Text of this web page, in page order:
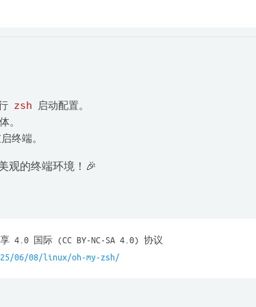
zsh 启动配置。
。
终端。
观的终端环境！🎉
4.0 国际 (CC BY-NC-SA 4.0) 协议
06/08/linux/oh-my-zsh/